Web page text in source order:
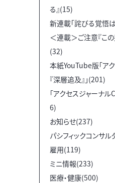
る』(15)
新連載「詫びる覚悟
＜連載＞ご注意『この
(32)
本紙YouTube版「ア
『深層追及』」(201)
「アクセスジャーナル
6)
お知らせ(237)
パシフィックコンサ
雇用(119)
ミニ情報(233)
医療・健康(500)